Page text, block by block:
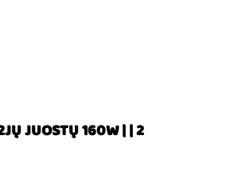
JUOSTŲ 160W | | 2